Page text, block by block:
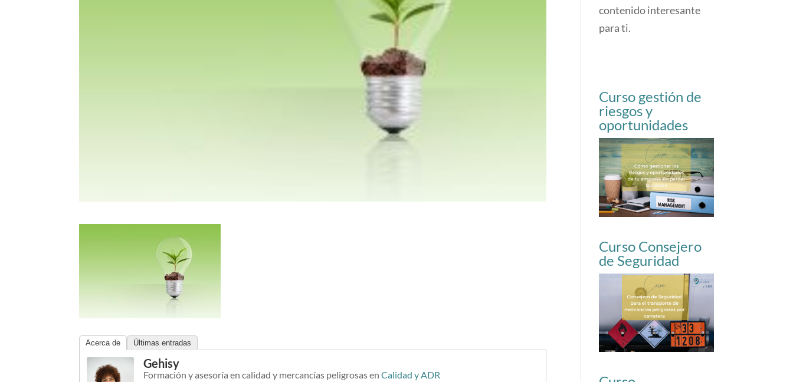
Acerca de Últimas entradas
Gehisy
Formación y asesoría en calidad y mercancías peligrosasenCalidad y ADR
contenido interesante
para ti.
Curso gestión de
riesgos y
oportunidades
Curso Consejero
de Seguridad